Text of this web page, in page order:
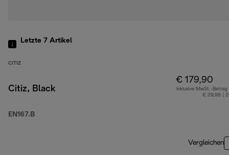
Letzte 7 Artikel
CITIZ
Citiz, Black
EN167.B
€ 179,90
Inklusive MwSt.-Betrag
€ 29,98 (
Vergleichen